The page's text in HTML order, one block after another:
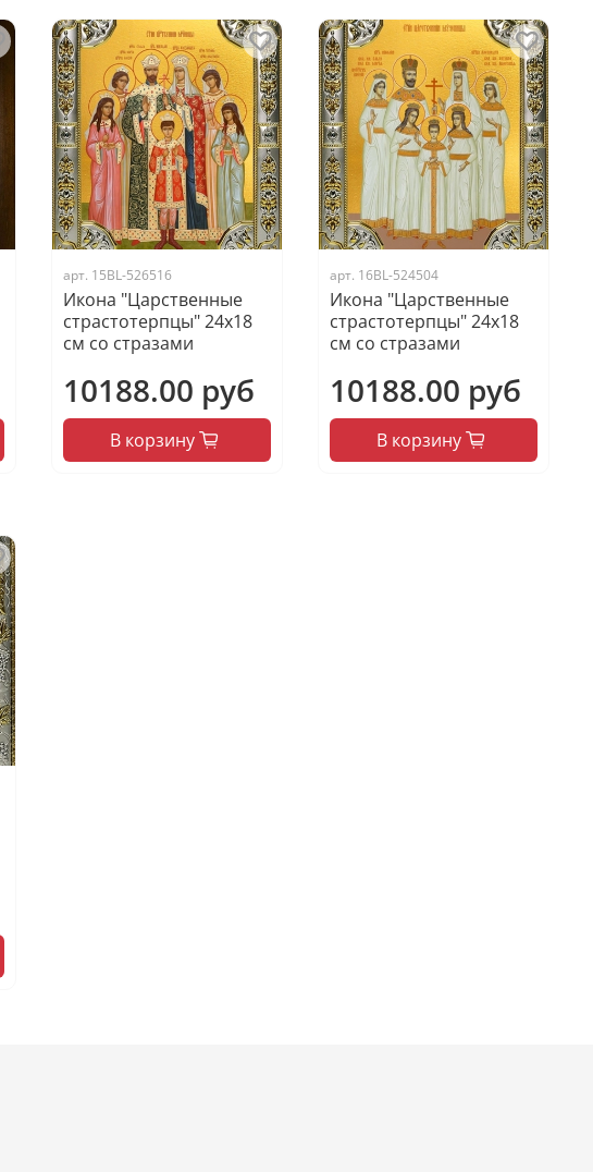
арт. 15BL-526516
Икона "Царственные
страстотерпцы" 24х18
см со стразами
10188.00 руб
В корзину
арт. 16BL-524504
Икона "Царственные
страстотерпцы" 24х18
см со стразами
10188.00 руб
В корзину